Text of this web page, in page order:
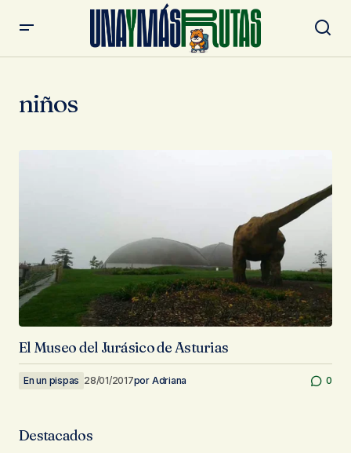
niños
El Museo del Jurásico de Asturias
En un pispas 28/01/2017por Adriana 0
Destacados